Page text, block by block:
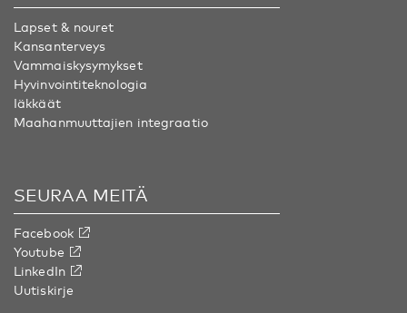
Lapset & nouret
Kansanterveys
Vammaiskysymykset
Hyvinvointiteknologia
Iäkkäät
Maahanmuuttajien integraatio
SEURAA MEITÄ
Facebook
Youtube
LinkedIn
Uutiskirje